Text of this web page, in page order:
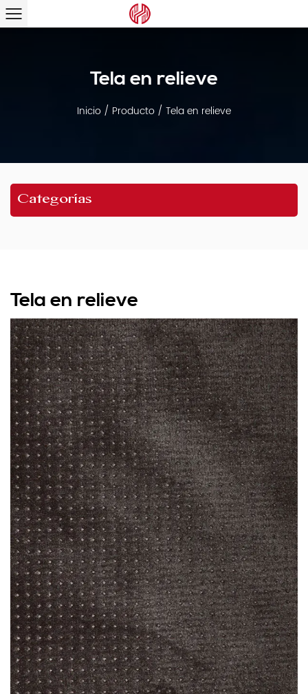
Tela en relieve
Inicio / Producto / Tela en relieve
Categorías
Tela en relieve